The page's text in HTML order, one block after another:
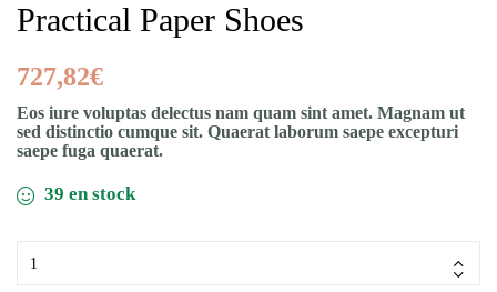
Practical Paper Shoes
727,82€
Eos iure voluptas delectus nam quam sint amet. Magnam ut
sed distinctio cumque sit. Quaerat laborum saepe excepturi
saepe fuga quaerat.
39 en stock